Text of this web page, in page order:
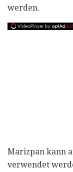
werden.
Marizpan kann
verwendet